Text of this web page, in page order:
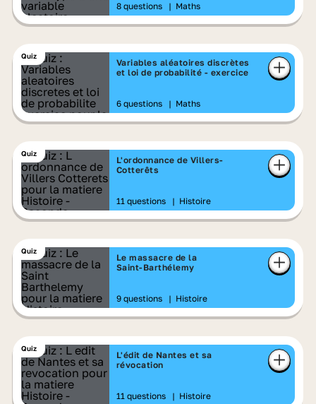
8 questions
| Maths
Quiz
Variables aléatoires discrètes
et loi de probabilité - exercice
6 questions | Maths
Quiz
L'ordonnance de Villers-
Cotterêts
11 questions | Histoire
Quiz
Le massacre de la
Saint‑Barthélemy
9 questions | Histoire
Quiz
L'édit de Nantes et sa
révocation
11 questions | Histoire